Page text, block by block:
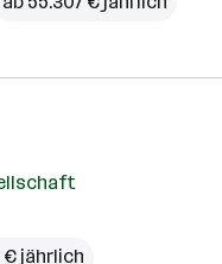
€ jährlich